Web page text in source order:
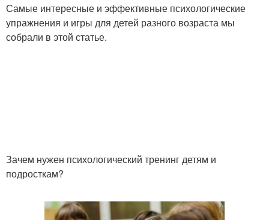
Самые интересные и эффективные психологические
упражнения и игры для детей разного возраста мы
собрали в этой статье.
Зачем нужен психологический тренинг детям и
подросткам?